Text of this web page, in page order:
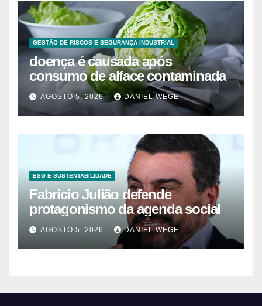
GESTÃO DE RISCOS E SEGURANÇA INDUSTRIAL
doença é causada após
consumo de alface contaminada
AGOSTO 5, 2026 DANIEL WEGE
ESG E SUSTENTABILIDADE
Fabrício Julião defende
protagonismo da agenda social
AGOSTO 5, 2026 DANIEL WEGE